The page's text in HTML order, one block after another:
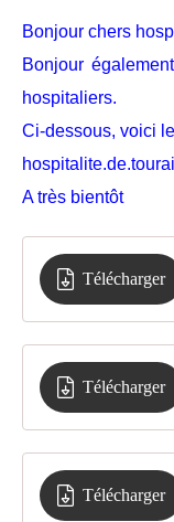
Bonjour chers
Bonjour
hospitaliers.
Ci-dessous, voici
A très bientôt
Télécharger
Télécharger
Télécharger